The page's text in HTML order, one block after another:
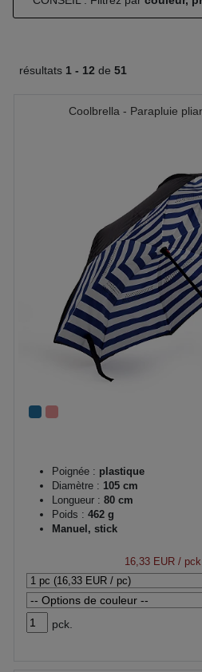
résultats 1 - 12 de 51
Coolbrella - Parapluie
Poignée : plastique
Diamètre : 105 cm
Longueur : 80 cm
Poids : 462 g
Manuel, stick
16,33 EUR/
pck.